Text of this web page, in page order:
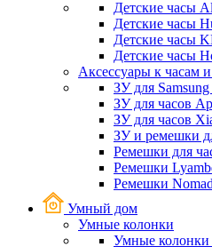
Детские часы
Детские часы
Детские часы
Детские часы
Аксессуары к часам
ЗУ для Samsung
ЗУ для часов
ЗУ для часов
ЗУ и ремешки
Ремешки для
Ремешки
Ремешки Nomad
Умный дом
Умные колонки
Умные колонки